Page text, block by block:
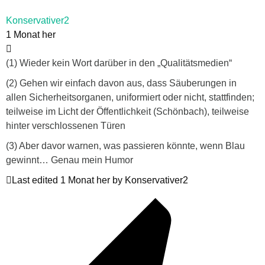
Konservativer2
1 Monat her
(1) Wieder kein Wort darüber in den „Qualitätsmedien“
(2) Gehen wir einfach davon aus, dass Säuberungen in
allen Sicherheitsorganen, uniformiert oder nicht, stattfinden;
teilweise im Licht der Öffentlichkeit (Schönbach), teilweise
hinter verschlossenen Türen
(3) Aber davor warnen, was passieren könnte, wenn Blau
gewinnt… Genau mein Humor
Last edited 1 Monat her by Konservativer2